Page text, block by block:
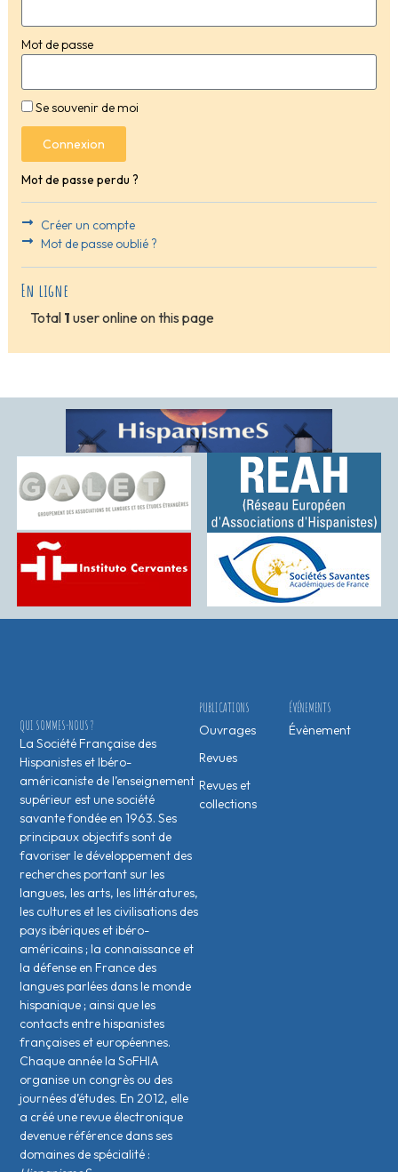
Mot de passe
Se souvenir de moi
Connexion
Mot de passe perdu ?
Créer un compte
Mot de passe oublié ?
En ligne
Total 1 user online on this page
ÉVÉNEMENTS
Évènement
PUBLICATIONS
Ouvrages
Revues
Revues et
collections
QUI SOMMES-NOUS ?
La Société Française des
Hispanistes et Ibéro-
américaniste de l’enseignement
supérieur est une société
savante fondée en 1963. Ses
principaux objectifs sont de
favoriser le développement des
recherches portant sur les
langues, les arts, les littératures,
les cultures et les civilisations des
pays ibériques et ibéro-
américains ; la connaissance et
la défense en France des
langues parlées dans le monde
hispanique ; ainsi que les
contacts entre hispanistes
français·es et européen·nes.
Chaque année la SoFHIA
organise un congrès ou des
journées d’études. En 2012, elle
a créé une revue électronique
devenue référence dans ses
domaines de spécialité :